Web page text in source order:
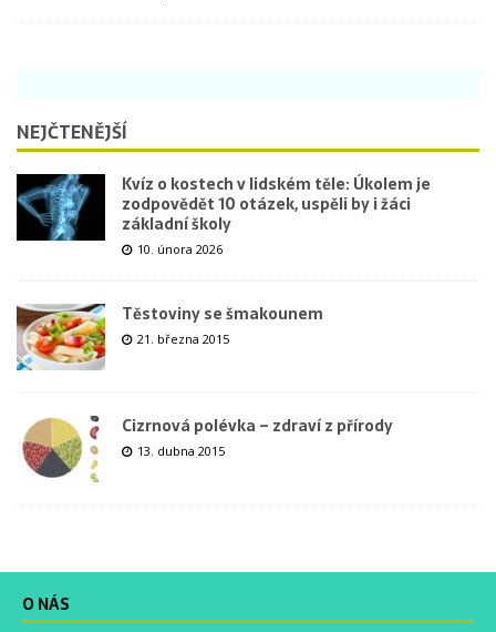
NEJČTENĚJŠÍ
Kvíz o kostech v lidském těle: Úkolem je
zodpovědět 10 otázek, uspěli by i žáci
základní školy
10. února 2026
Těstoviny se šmakounem
21. března 2015
Cizrnová polévka – zdraví z přírody
13. dubna 2015
O NÁS